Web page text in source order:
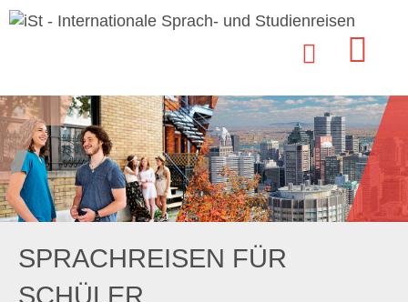
SPRACHREISEN FÜR
SCHÜLER